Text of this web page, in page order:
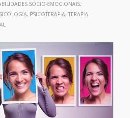
SÓCIO-EMOCIONAIS,
, PSICOTERAPIA, TERAPIA